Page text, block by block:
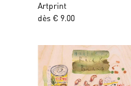
Artprint
dès € 9.00